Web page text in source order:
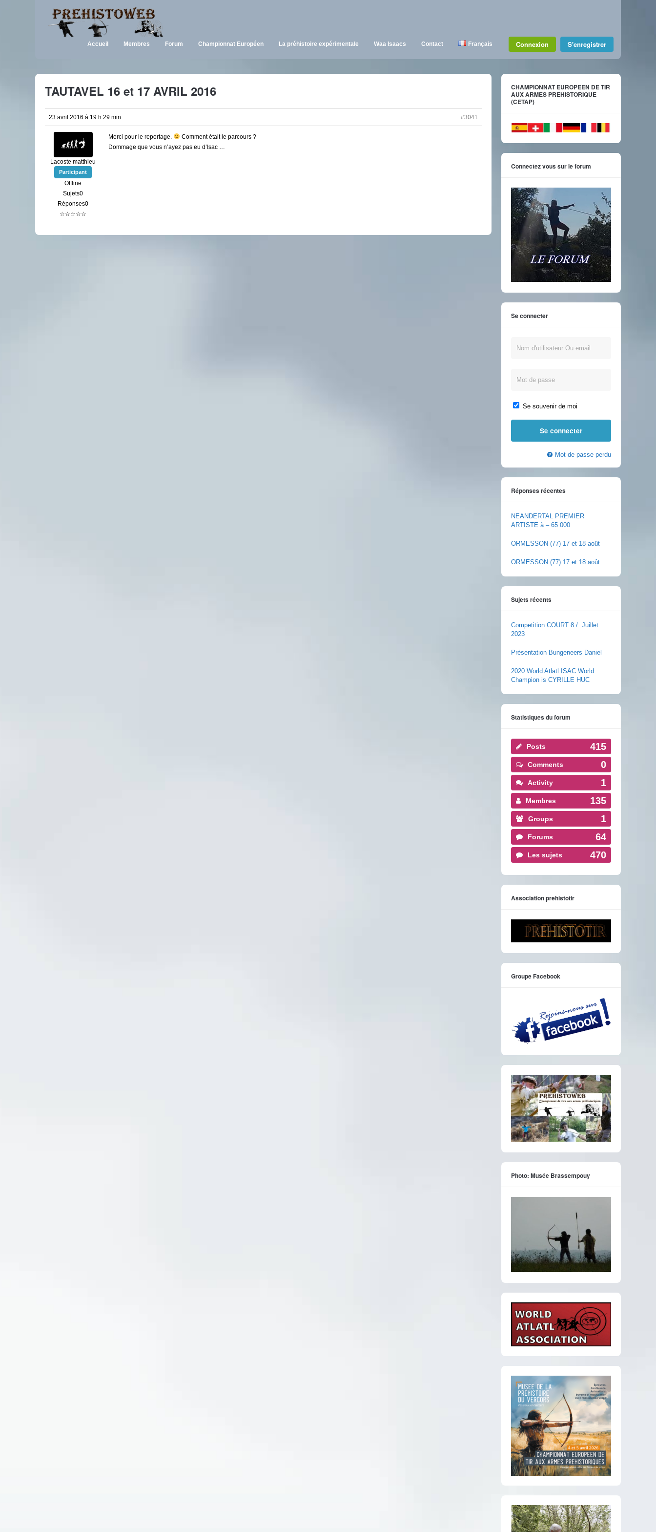
Accueil Membres Forum Championnat Européen La préhistoire expérimentale Waa Isaacs Contact Français Connexion S'enregistrer
TAUTAVEL 16 et 17 AVRIL 2016
23 avril 2016 à 19 h 29 min #3041
Lacoste matthieu
Participant
Offline
Sujets0
Réponses0
☆☆☆☆☆
Merci pour le reportage.
Comment était le parcours ?
Dommage que vous n’ayez pas eu d’Isac …
CHAMPIONNAT EUROPEEN DE TIR
AUX ARMES PREHISTORIQUE
(CETAP)
Connectez vous sur le forum
Se connecter
Se souvenir de moi
Mot de passe perdu
Réponses récentes
NEANDERTAL PREMIER
ARTISTE à – 65 000
ORMESSON (77) 17 et 18 août
ORMESSON (77) 17 et 18 août
Sujets récents
Competition COURT 8./. Juillet
2023
Présentation Bungeneers Daniel
2020 World Atlatl ISAC World
Champion is CYRILLE HUC
Statistiques du forum
Posts 415
Comments 0
Activity 1
Membres 135
Groups 1
Forums 64
Les sujets 470
Association prehistotir
Groupe Facebook
Photo: Musée Brassempouy